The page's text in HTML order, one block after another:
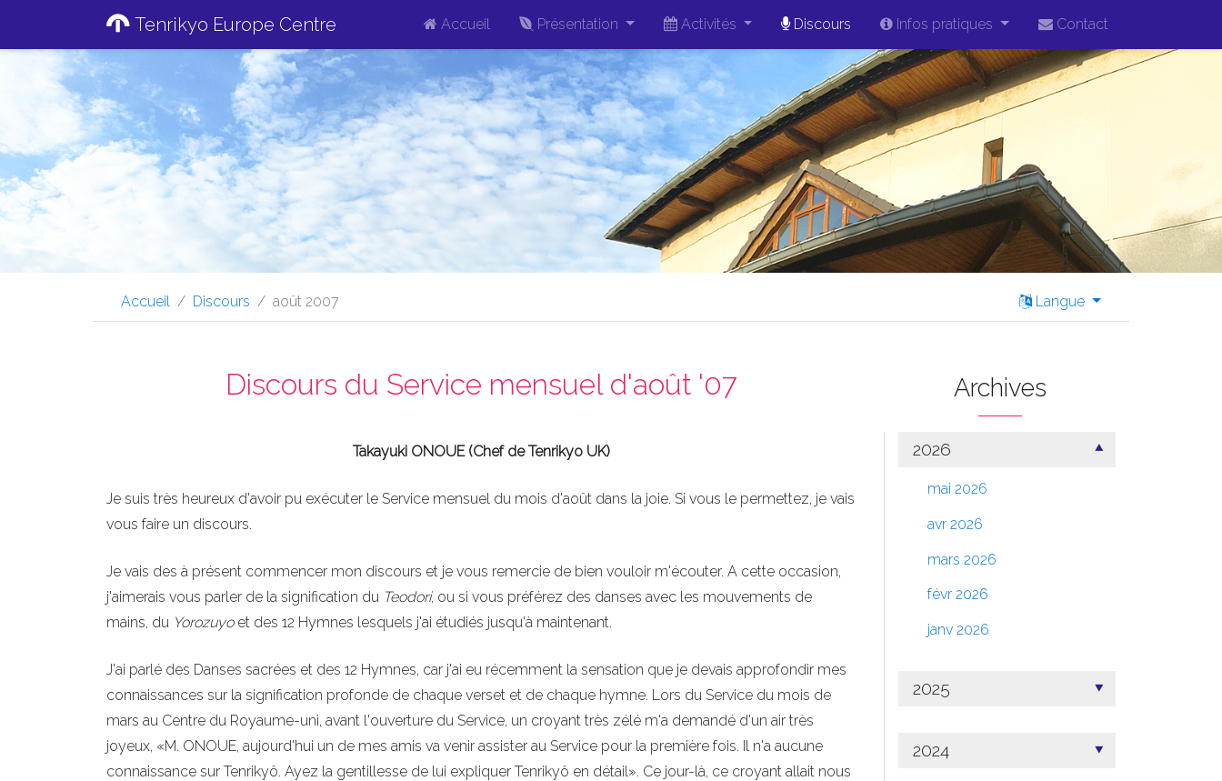
Tenrikyo Europe Centre Accueil Présentation Activités Discours Infos pratiques Contact
Langue
Accueil Discours août 2007
Discours du Service mensuel d'août '07
Takayuki ONOUE (Chef de Tenrikyo UK)
Je suis très heureux d'avoir pu exécuter le Service mensuel du mois d'août dans la joie. Si vous le permettez, je vais
vous faire un discours.
Je vais des à présent commencer mon discours et je vous remercie de bien vouloir m'écouter. A cette occasion,
j'aimerais vous parler de la signification du Teodori, ou si vous préférez des danses avec les mouvements de
mains, du Yorozuyoet des 12 Hymnes lesquels j'ai étudiés jusqu'à maintenant.
J'ai parlé des Danses sacrées et des 12 Hymnes, car j'ai eu récemment la sensation que je devais approfondir mes
connaissances sur la signification profonde de chaque verset et de chaque hymne. Lors du Service du mois de
mars au Centre du Royaume-uni, avant l'ouverture du Service, un croyant très zélé m'a demandé d'un air très
joyeux, «M. ONOUE, aujourd'hui un de mes amis va venir assister au Service pour la première fois. Il n'a aucune
connaissance sur Tenrikyô. Ayez la gentillesse de lui expliquer Tenrikyô en détail». Ce jour-là, ce croyant allait nous
Archives
2026
mai 2026
avr 2026
mars 2026
févr 2026
janv 2026
2025
2024